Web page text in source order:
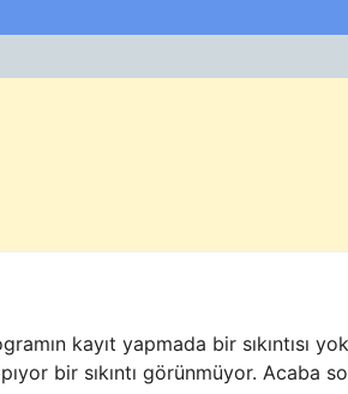
kayıt yapmada bir sıkıntısı
bir sıkıntı görünmüyor. Acaba